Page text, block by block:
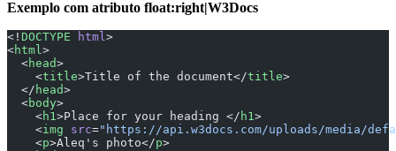
Exemplo com atributo float:right|W3Docs
<! DOCTYPE html >
<html >
  <
head>
    <
title>Title of the document</title>
  </
head>
  <
body>
    <
h1 >Place for your heading </ h1 >
    <
img src="https://api.w3docs.com/uploads/media/
    <
p>Aleq's photo</p>